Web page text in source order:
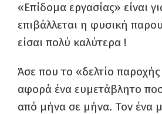
«Επίδομα εργασίας» είναι
επιβάλλεται η φυσική
είσαι πολύ καλύτερα !
Άσε που το «δελτίο
αφορά ένα ευμετάβλητο
από μήνα σε μήνα. Τον ένα